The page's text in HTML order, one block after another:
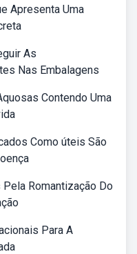
Apresenta Uma
As
Nas Embalagens
Contendo Uma
Como úteis São
Romantização Do
Para A